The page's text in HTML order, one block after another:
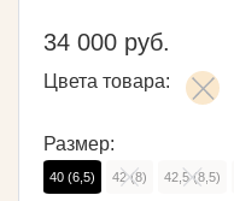
34 000 руб.
Цвета товара:
Размер:
40 (6,5) 42 (8) 42,5 (8,5)